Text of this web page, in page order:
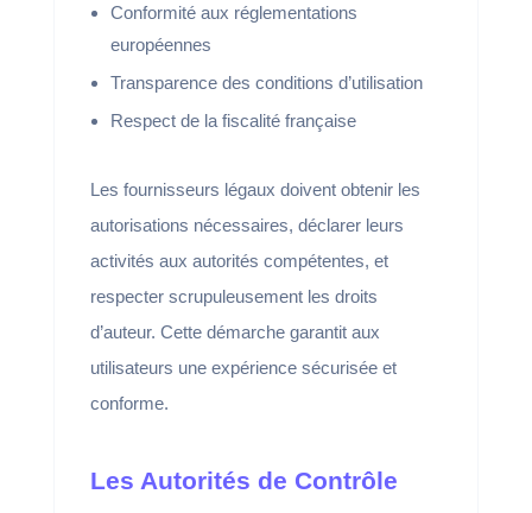
Conformité aux réglementations
européennes
Transparence des conditions d’utilisation
Respect de la fiscalité française
Les fournisseurs légaux doivent obtenir les
autorisations nécessaires, déclarer leurs
activités aux autorités compétentes, et
respecter scrupuleusement les droits
d’auteur. Cette démarche garantit aux
utilisateurs une expérience sécurisée et
conforme.
Les Autorités de Contrôle